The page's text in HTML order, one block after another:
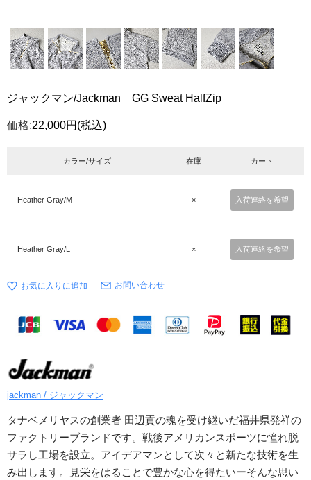
ジャックマン/Jackman GG Sweat HalfZip
価格:22,000円 (税込)
カラー/サイズ 在庫 カート
Heather Gray/M × 入荷連絡を希望
Heather Gray/L × 入荷連絡を希望
お問い合わせ
jackman / ジャックマン
タナベメリヤスの創業者 田辺貢の魂を受け継いだ福井県発祥の
ファクトリーブランドです。戦後アメリカンスポーツに憧れ脱
サラし工場を設立。アイデアマンとして次々と新たな技術を生
み出します。見栄をはることで豊かな心を得たいーそんな思い